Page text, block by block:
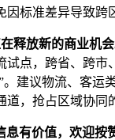
因标准差异导致跨
释放新的商业机会
试点，跨省、跨市
。建议物流、客运
，抢占区域协同
有价值，欢迎按